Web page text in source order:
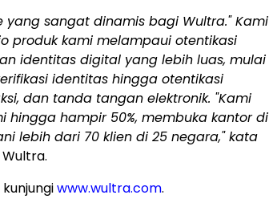
yang sangat dinamis bagi Wultra." Kami
produk kami melampaui otentikasi
identitas digital yang lebih luas, mulai
identitas hingga otentikasi
dan tanda tangan elektronik. "Kami
hingga hampir 50%, membuka kantor di
lebih dari 70 klien di 25 negara," kata
Wultra.
www.wultra.com.